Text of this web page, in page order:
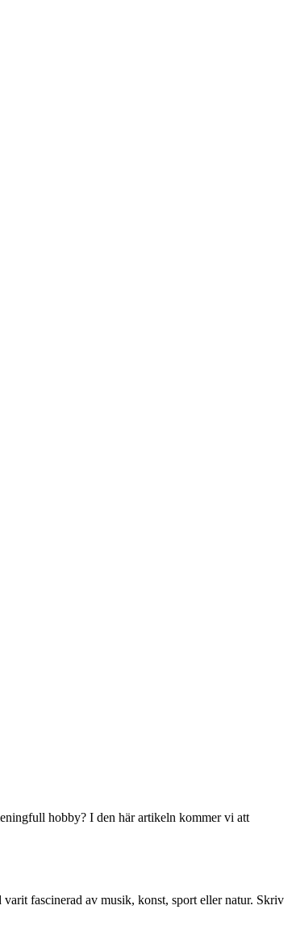
hobby? I den här artikeln kommer vi att
fascinerad av musik, konst, sport eller natur. Skriv